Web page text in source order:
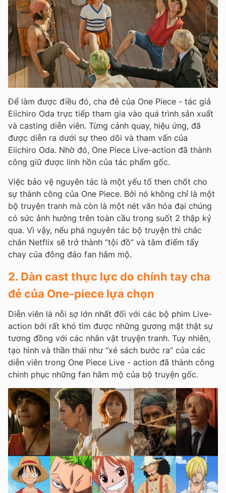
Để làm được điều đó, cha đẻ của One Piece - tác giả
Eiichiro Oda trực tiếp tham gia vào quá trình sản xuất
và casting diễn viên. Từng cảnh quay, hiệu ứng, đã
được diễn ra dưới sự theo dõi và tham vấn của
Eiichiro Oda. Nhờ đó, One Piece Live-action đã thành
công giữ được linh hồn của tác phẩm gốc.
Việc bảo vệ nguyên tác là một yếu tố then chốt cho
sự thành công của One Piece. Bởi nó không chỉ là một
bộ truyện tranh mà còn là một nét văn hóa đại chúng
có sức ảnh hưởng trên toàn cầu trong suốt 2 thập kỷ
qua. Vì vậy, nếu phá nguyên tác bộ truyện thì chắc
chắn Netflix sẽ trở thành “tội đồ” và tâm điểm tẩy
chay của đông đảo fan hâm mộ.
2. Dàn cast thực lực do chính tay cha
đẻ của One-piece lựa chọn
Diễn viên là nỗi sợ lớn nhất đối với các bộ phim Live-
action bởi rất khó tìm được những gương mặt thật sự
tương đồng với các nhân vật truyện tranh. Tuy nhiên,
tạo hình và thần thái như “xé sách bước ra” của các
diễn viên trong One Piece Live - action đã thành công
chinh phục những fan hâm mộ của bộ truyện gốc.